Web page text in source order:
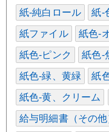
紙-純白ロール 紙-
紙ファイル 紙色-
紙色-ピンク 紙色-
紙色-緑、黄緑 紙
紙色-黄、クリーム
給与明細書（その他